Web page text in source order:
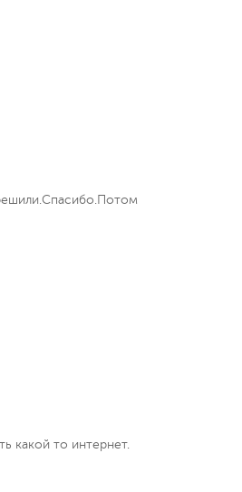
какой то интернет.